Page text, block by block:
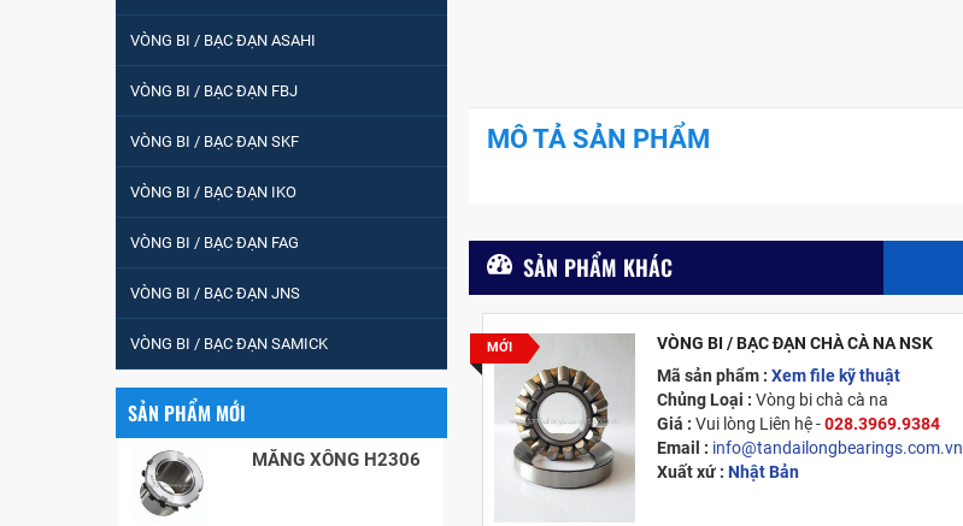
MÔ TẢ SẢN PHẨM
SẢN PHẨM KHÁC
MỚI
VÒNG BI / BẠC ĐẠN CHÀ CÀ NA NSK
Mã sản phẩm :Xem file kỹ thuật
Chủng Loại :Vòng bi chà cà na
Giá : Vui lòng Liên hệ -028.3969.9384
Email : info@tandailongbearings.com.vn
Xuất xứ :Nhật Bản
VÒNG BI / BẠC ĐẠN ASAHI
VÒNG BI / BẠC ĐẠN FBJ
VÒNG BI / BẠC ĐẠN SKF
VÒNG BI / BẠC ĐẠN IKO
VÒNG BI / BẠC ĐẠN FAG
VÒNG BI / BẠC ĐẠN JNS
VÒNG BI / BẠC ĐẠN SAMICK
SẢN PHẨM MỚI
CHÀ TRÒN 51105
VÒNG BI / BẠC ĐẠN
CỐT BƠM NƯỚC
12x12x26